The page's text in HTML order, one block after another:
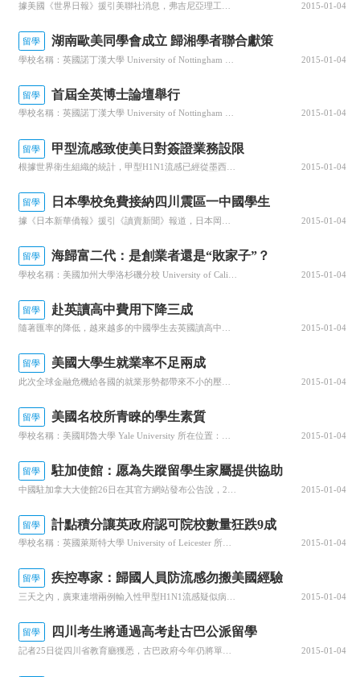
2015-01-04
留學 湖南歐美同學會成立 歸湘學者聯合獻策
2015-01-04
留學 首屆全英博士論壇舉行
學校名稱：英國諾丁漢大學 University of Nottingham 所在位置：英國，Nottingham學校設置類型：綜合性大學創建時間：1798年學歷：本科 研究生 語言 網絡課程 學校性質：公立學生人數：33550人院校地址：The Admissions OfficeThe Univer... 2015-01-04
留學 甲型流感致使美日對簽證業務設限
2015-01-04
留學 日本學校免費接納四川震區一中國學生
2015-01-04
留學 海歸富二代：是創業者還是“敗家子”？
2015-01-04
留學 赴英讀高中費用下降三成
2015-01-04
留學 美國大學生就業率不足兩成
2015-01-04
留學 美國名校所青睞的學生素質
2015-01-04
留學 駐加使館：愿為失蹤留學生家屬提供協助
2015-01-04
留學 計點積分讓英政府認可院校數量狂跌9成
學校名稱：英國萊斯特大學 University of Leicester 所在位置：英國，Leicester學校設置類型：綜合性大學創建時間：1921年學歷：本科 研究生 語言 網絡課程 預科 學校性質：公立學生人數：15495人院校地址：Admissions OfficeUniversity of... 2015-01-04
留學 疾控專家：歸國人員防流感勿搬美國經驗
2015-01-04
留學 四川考生將通過高考赴古巴公派留學
2015-01-04